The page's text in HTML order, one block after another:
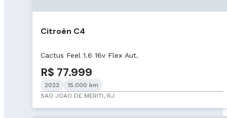
Citroën C4
Cactus Feel 1.6 16v Flex Aut.
R$ 77.999
2023
15.000 km
SAO JOAO DE MERITI, RJ